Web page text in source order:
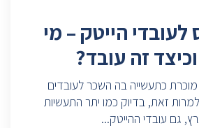
הייטק – מי
זה עובד?
כתעשייה בה השכר לעובדים
זאת, בדיוק כמו יתר התעשיות
גם עובדי ההייטק...